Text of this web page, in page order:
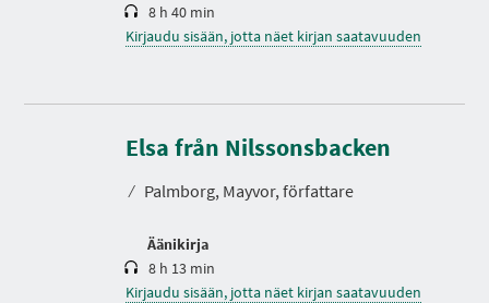
8 h 40 min
Kirjaudu sisään, jotta näet kirjan saatavuuden
Elsa från Nilssonsbacken
⁄ Palmborg, Mayvor, författare
Äänikirja
K
s
t
8 h 13 min
Kirjaudu sisään, jotta näet kirjan saatavuuden